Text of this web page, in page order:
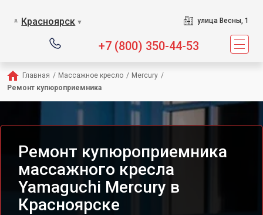
Красноярск ▼ улица Весны, 1
+7 (800) 350-44-53
Главная / Массажное кресло / Mercury /
Ремонт купюроприемника
Ремонт купюроприемника
массажного кресла
Yamaguchi Mercury в
Красноярске